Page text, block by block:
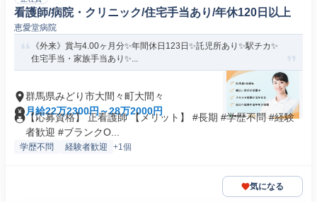
看護師/病院・クリニック/住宅手当あり/年休120日以上
恵愛堂病院
《外来》賞与4.00ヶ月分✨年間休日123日✨託児所あり✨駅チカ✨
住宅手当・家族手当あり✨...
群馬県みどり市大間々町大間々
月給22万2300円～28万2000円
【応募資格】 正看護師 【メリット】 #長期 #学歴不問 #経験
者歓迎 #ブランクO...
学歴不問 経験者歓迎 +1個
気になる